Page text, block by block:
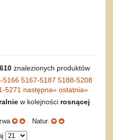
znalezionych produktów
5166 5167-5187 5188-5208
5271 następna» ostatnia»
w kolejności rosnącej
Natur.